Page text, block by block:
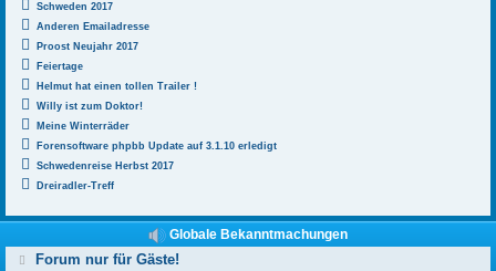
Schweden 2017
Anderen Emailadresse
Proost Neujahr 2017
Feiertage
Helmut hat einen tollen Trailer !
Willy ist zum Doktor!
Meine Winterräder
Forensoftware phpbb Update auf 3.1.10 erledigt
Schwedenreise Herbst 2017
Dreiradler-Treff
Globale Bekanntmachungen
BForum nur für Gäste!